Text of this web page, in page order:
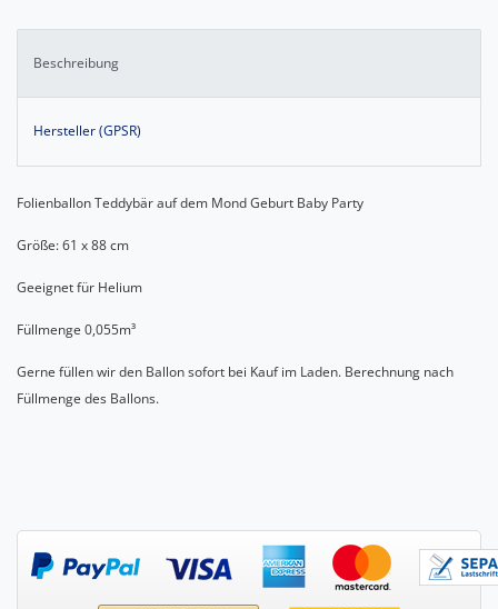
Beschreibung
Hersteller (GPSR)
Folienballon Teddybär auf dem Mond Geburt Baby Party
Größe: 61 x 88 cm
Geeignet für Helium
Füllmenge 0,055m³
Gerne füllen wir den Ballon sofort bei Kauf im Laden. Berechnung nach
Füllmenge des Ballons.